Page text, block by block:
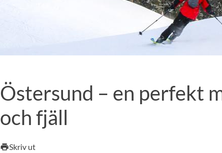
Östersund – en perfekt
och fjäll
printSkriv ut